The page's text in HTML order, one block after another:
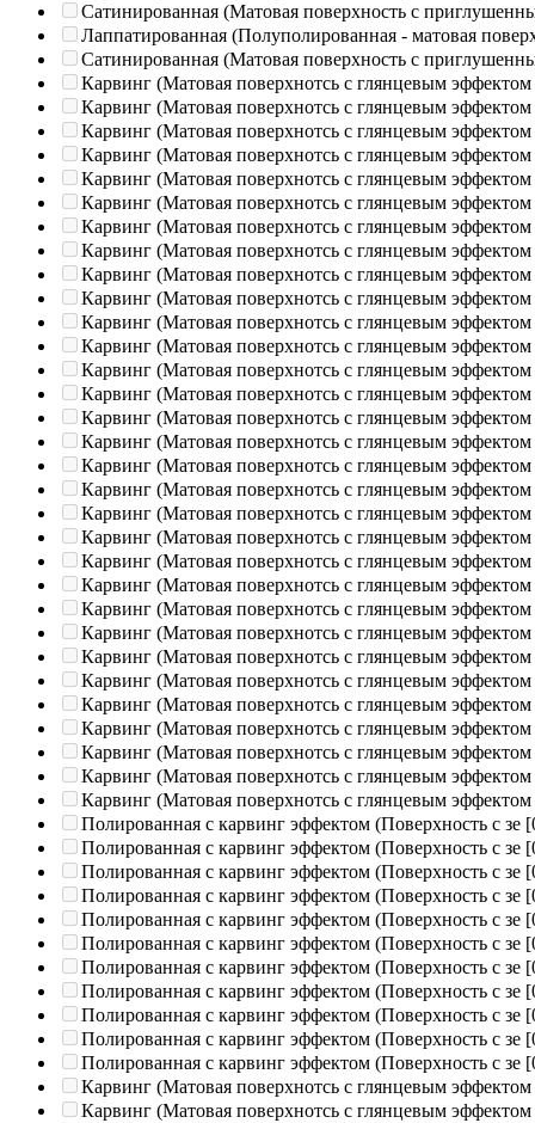
Сатинированная (Матовая поверхность с
Лаппатированная (Полуполированная - матовая
Сатинированная (Матовая поверхность с
Карвинг (Матовая поверхнотсь с глянцевым эффектом
Карвинг (Матовая поверхнотсь с глянцевым эффектом
Карвинг (Матовая поверхнотсь с глянцевым эффектом
Карвинг (Матовая поверхнотсь с глянцевым эффектом
Карвинг (Матовая поверхнотсь с глянцевым эффектом
Карвинг (Матовая поверхнотсь с глянцевым эффектом
Карвинг (Матовая поверхнотсь с глянцевым эффектом
Карвинг (Матовая поверхнотсь с глянцевым эффектом
Карвинг (Матовая поверхнотсь с глянцевым эффектом
Карвинг (Матовая поверхнотсь с глянцевым эффектом
Карвинг (Матовая поверхнотсь с глянцевым эффектом
Карвинг (Матовая поверхнотсь с глянцевым эффектом
Карвинг (Матовая поверхнотсь с глянцевым эффектом
Карвинг (Матовая поверхнотсь с глянцевым эффектом
Карвинг (Матовая поверхнотсь с глянцевым эффектом
Карвинг (Матовая поверхнотсь с глянцевым эффектом
Карвинг (Матовая поверхнотсь с глянцевым эффектом
Карвинг (Матовая поверхнотсь с глянцевым эффектом
Карвинг (Матовая поверхнотсь с глянцевым эффектом
Карвинг (Матовая поверхнотсь с глянцевым эффектом
Карвинг (Матовая поверхнотсь с глянцевым эффектом
Карвинг (Матовая поверхнотсь с глянцевым эффектом
Карвинг (Матовая поверхнотсь с глянцевым эффектом
Карвинг (Матовая поверхнотсь с глянцевым эффектом
Карвинг (Матовая поверхнотсь с глянцевым эффектом
Карвинг (Матовая поверхнотсь с глянцевым эффектом
Карвинг (Матовая поверхнотсь с глянцевым эффектом
Карвинг (Матовая поверхнотсь с глянцевым эффектом
Карвинг (Матовая поверхнотсь с глянцевым эффектом
Карвинг (Матовая поверхнотсь с глянцевым эффектом
Карвинг (Матовая поверхнотсь с глянцевым эффектом
Полированная c карвинг эффектом (Поверхность с зе
Полированная c карвинг эффектом (Поверхность с зе
Полированная c карвинг эффектом (Поверхность с зе
Полированная c карвинг эффектом (Поверхность с зе
Полированная c карвинг эффектом (Поверхность с зе
Полированная c карвинг эффектом (Поверхность с зе
Полированная c карвинг эффектом (Поверхность с зе
Полированная c карвинг эффектом (Поверхность с зе
Полированная c карвинг эффектом (Поверхность с зе
Полированная c карвинг эффектом (Поверхность с зе
Полированная c карвинг эффектом (Поверхность с зе
Карвинг (Матовая поверхнотсь с глянцевым эффектом
Карвинг (Матовая поверхнотсь с глянцевым эффектом